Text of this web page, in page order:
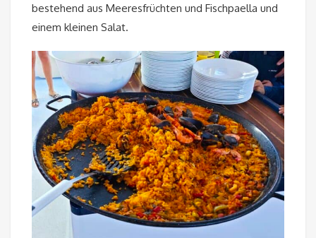
bestehend aus Meeresfrüchten und Fischpaella und
einem kleinen Salat.